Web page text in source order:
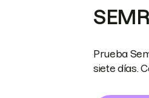
Prueba
siete días.